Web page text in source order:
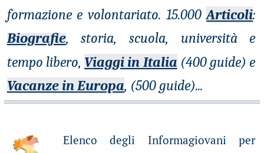
formazione e volontariato. 15.000Articoli:
Biografie, storia, scuola, università e
tempo libero, Viaggi in Italia (400 guide) e
Vacanze in Europa, (500 guide)...
Elenco degli Informagiovani per